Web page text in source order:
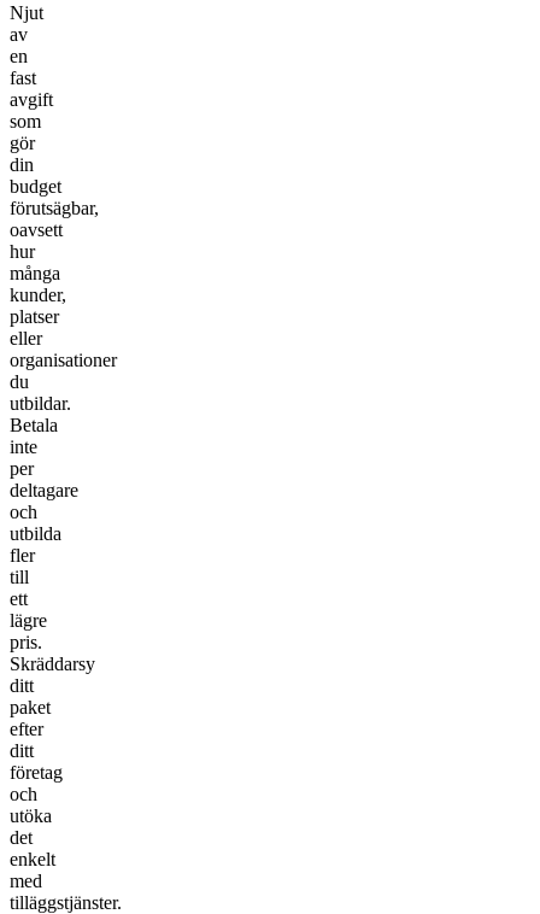
Njut
av
en
fast
avgift
som
gör
din
budget
förutsägbar,
oavsett
hur
många
kunder,
platser
eller
organisationer
du
utbildar.
Betala
inte
per
deltagare
och
utbilda
fler
till
ett
lägre
pris.
Skräddarsy
ditt
paket
efter
ditt
företag
och
utöka
det
enkelt
med
tilläggstjänster.